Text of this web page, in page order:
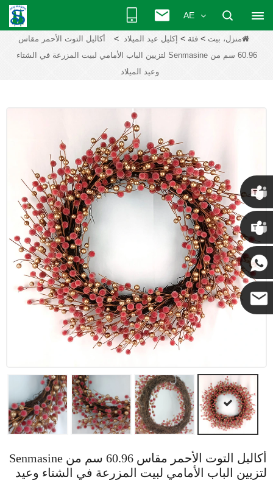
AE
منزل، بيت >فئة > إكليل عيد الميلاد >
أكاليل التوت الأحمر مقاس
60.96 سم من Senmasine لتزيين الباب الأمامي لبيت المزرعة في الشتاء
وعيد الميلاد
أكاليل التوت الأحمر مقاس 60.96 سم من Senmasine
لتزيين الباب الأمامي لبيت المزرعة في الشتاء وعيد
كريس
كيني